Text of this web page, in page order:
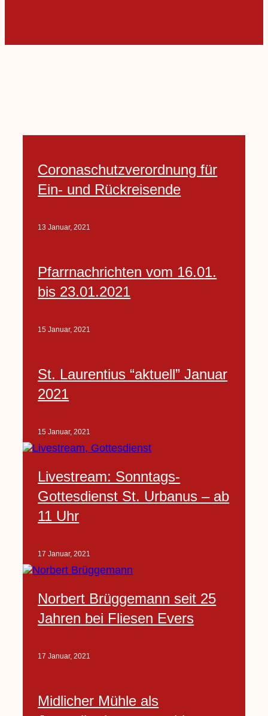
Coronaschutzverordnung für
Ein- und Rückreisende
13 Januar, 2021
Pfarrnachrichten vom 16.01.
bis 23.01.2021
15 Januar, 2021
St. Laurentius “aktuell” Januar
2021
15 Januar, 2021
Livestream: Sonntags-
Gottesdienst St. Urbanus – ab
11 Uhr
17 Januar, 2021
Norbert Brüggemann seit 25
Jahren bei Fliesen Evers
17 Januar, 2021
Midlicher Mühle als